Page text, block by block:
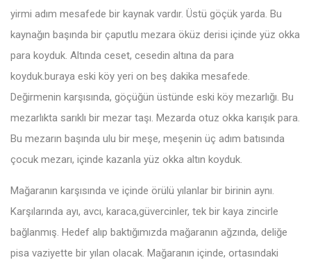
yirmi adım mesafede bir kaynak vardır. Üstü göçük yarda. Bu
kaynağın başında bir çaputlu mezara öküz derisi içinde yüz okka
para koyduk. Altında ceset, cesedin altına da para
koyduk.buraya eski köy yeri on beş dakika mesafede.
Değirmenin karşısında, göçüğün üstünde eski köy mezarlığı. Bu
mezarlıkta sarıklı bir mezar taşı. Mezarda otuz okka karışık para.
Bu mezarın başında ulu bir meşe, meşenin üç adım batısında
çocuk mezarı, içinde kazanla yüz okka altın koyduk.
Mağaranın karşısında ve içinde örülü yılanlar bir birinin aynı.
Karşılarında ayı, avcı, karaca,güvercinler, tek bir kaya zincirle
bağlanmış. Hedef alıp baktığımızda mağaranın ağzında, deliğe
pisa vaziyette bir yılan olacak. Mağaranın içinde, ortasındaki